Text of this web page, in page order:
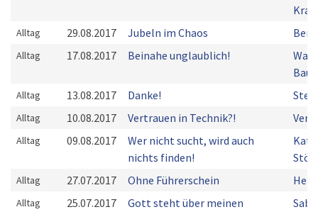
Alltag 29.08.2017 Jubeln im Chaos
Alltag 17.08.2017 Beinahe unglaublich!
Alltag 13.08.2017 Danke!
Alltag 10.08.2017 Vertrauen in Technik?!
Alltag 09.08.2017
Wer nicht sucht, wird auch
nichts finden!
Alltag 27.07.2017 Ohne Führerschein
Alltag 25.07.2017
Gott steht über meinen